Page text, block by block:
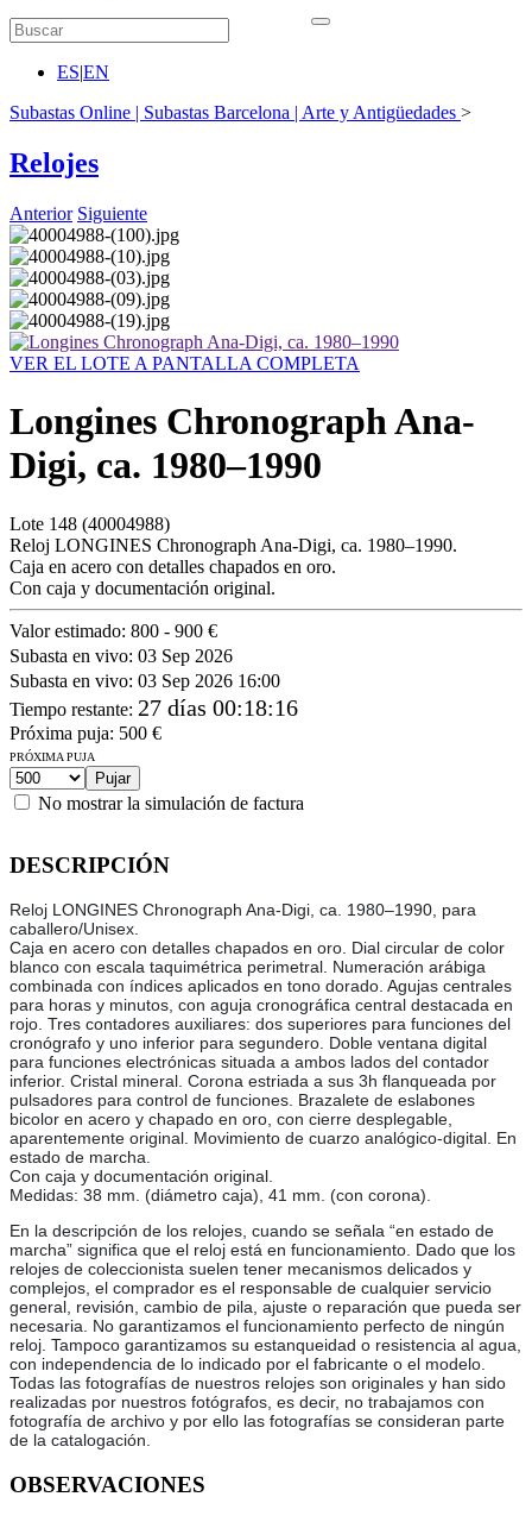
ES|EN
Subastas Online | Subastas Barcelona | Arte y Antigüedades >
Relojes
Anterior Siguiente
VER EL LOTE A PANTALLA COMPLETA
Longines Chronograph Ana-
Digi, ca. 1980–1990
Lote 148 (40004988)
Reloj LONGINES Chronograph Ana-Digi, ca. 1980–1990.
Caja en acero con detalles chapados en oro.
Con caja y documentación original.
Valor estimado: 800 - 900 €
Subasta en vivo: 03 Sep 2026
Subasta en vivo: 03 Sep 2026 16:00
Tiempo restante: 27 días 00:18:16
Próxima puja: 500 €
PRÓXIMA PUJA
No mostrar la simulación de factura
DESCRIPCIÓN
Reloj LONGINES Chronograph Ana-Digi, ca. 1980–1990, para
caballero/Unisex.
Caja en acero con detalles chapados en oro. Dial circular de color
blanco con escala taquimétrica perimetral. Numeración arábiga
combinada con índices aplicados en tono dorado. Agujas centrales
para horas y minutos, con aguja cronográfica central destacada en
rojo. Tres contadores auxiliares: dos superiores para funciones del
cronógrafo y uno inferior para segundero. Doble ventana digital
para funciones electrónicas situada a ambos lados del contador
inferior. Cristal mineral. Corona estriada a sus 3h flanqueada por
pulsadores para control de funciones. Brazalete de eslabones
bicolor en acero y chapado en oro, con cierre desplegable,
aparentemente original. Movimiento de cuarzo analógico-digital. En
estado de marcha.
Con caja y documentación original.
Medidas: 38 mm. (diámetro caja), 41 mm. (con corona).
En la descripción de los relojes, cuando se señala “en estado de
marcha” significa que el reloj está en funcionamiento. Dado que los
relojes de coleccionista suelen tener mecanismos delicados y
complejos, el comprador es el responsable de cualquier servicio
general, revisión, cambio de pila, ajuste o reparación que pueda ser
necesaria. No garantizamos el funcionamiento perfecto de ningún
reloj. Tampoco garantizamos su estanqueidad o resistencia al agua,
con independencia de lo indicado por el fabricante o el modelo.
Todas las fotografías de nuestros relojes son originales y han sido
realizadas por nuestros fotógrafos, es decir, no trabajamos con
fotografía de archivo y por ello las fotografías se consideran parte
de la catalogación.
OBSERVACIONES